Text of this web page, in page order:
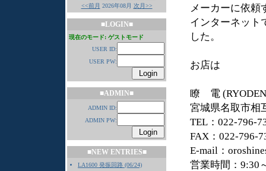
<<前月 2026年08月 次月>>
■LOGIN■
現在のモード: ゲストモード
USER ID:
USER PW:
■ADMIN■
ADMIN ID:
ADMIN PW:
■NEW ENTRIES■
LA1600 発振回路 (06/24)
メーカーに依頼
インターネット
した。
お店は
瞭 電
宮城県名取市相
TEL：022-796-
FAX：022-796-
E-mail：
営業時間：9:30